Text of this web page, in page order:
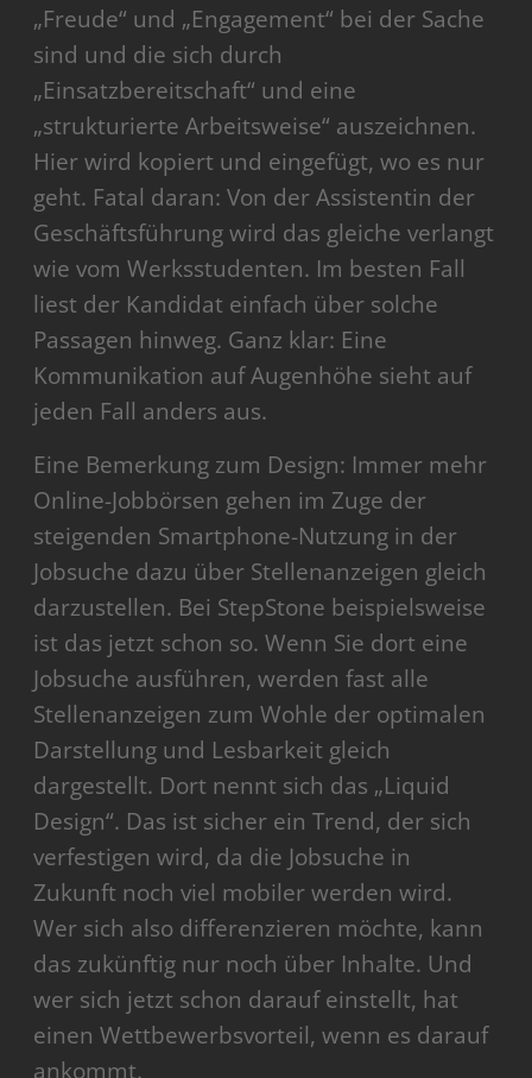
„Freude“ und „Engagement“ bei der Sache
sind und die sich durch
„Einsatzbereitschaft“ und eine
„strukturierte Arbeitsweise“ auszeichnen.
Hier wird kopiert und eingefügt, wo es nur
geht. Fatal daran: Von der Assistentin der
Geschäftsführung wird das gleiche verlangt
wie vom Werksstudenten. Im besten Fall
liest der Kandidat einfach über solche
Passagen hinweg. Ganz klar: Eine
Kommunikation auf Augenhöhe sieht auf
jeden Fall anders aus.
Eine Bemerkung zum Design: Immer mehr
Online-Jobbörsen gehen im Zuge der
steigenden Smartphone-Nutzung in der
Jobsuche dazu über Stellenanzeigen gleich
darzustellen. Bei StepStone beispielsweise
ist das jetzt schon so. Wenn Sie dort eine
Jobsuche ausführen, werden fast alle
Stellenanzeigen zum Wohle der optimalen
Darstellung und Lesbarkeit gleich
dargestellt. Dort nennt sich das „Liquid
Design“. Das ist sicher ein Trend, der sich
verfestigen wird, da die Jobsuche in
Zukunft noch viel mobiler werden wird.
Wer sich also differenzieren möchte, kann
das zukünftig nur noch über Inhalte. Und
wer sich jetzt schon darauf einstellt, hat
einen Wettbewerbsvorteil, wenn es darauf
ankommt.